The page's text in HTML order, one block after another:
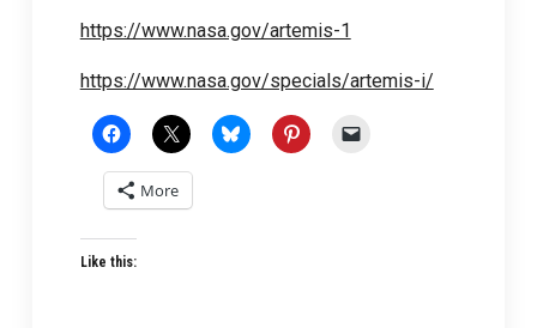
https://www.nasa.gov/artemis-1
https://www.nasa.gov/specials/artemis-i/
More
Like this: